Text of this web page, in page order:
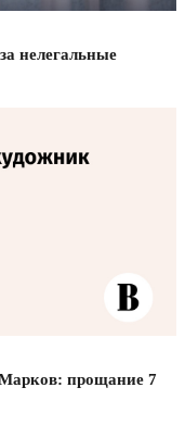
нелегальные
прощание 7